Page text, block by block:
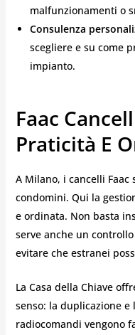
malfunzionamenti o
Consulenza
scegliere e su come
impianto.
Faac
Praticità E
A Milano, i cancelli
condomini. Qui la
e ordinata. Non basta
serve anche un
evitare che estranei
La Casa della Chiave
senso: la duplicazione
radiocomandi vengono